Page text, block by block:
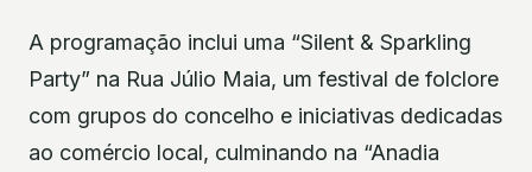
A programação inclui uma “Silent & Sparkling
Party” na Rua Júlio Maia, um festival de folclore
com grupos do concelho e iniciativas dedicadas
ao comércio local, culminando na “Anadia